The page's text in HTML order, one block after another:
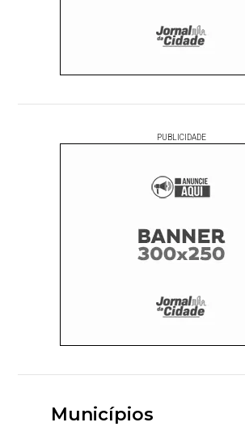
PUBLICIDADE
Municípios